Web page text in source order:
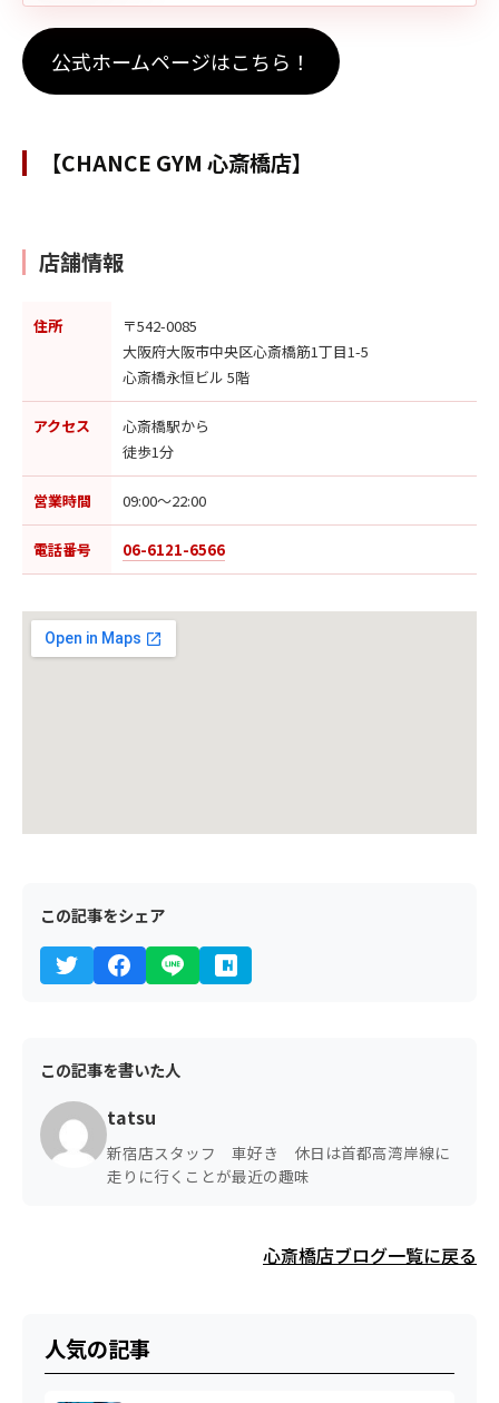
公式ホームページはこちら！
【CHANCE GYM 心斎橋店】
店舗情報
住所
〒542-0085
大阪府大阪市中央区心斎橋筋1丁目1-5
心斎橋永恒ビル 5階
アクセス
心斎橋駅から
徒歩1分
営業時間 09:00〜22:00
電話番号 06-6121-6566
この記事をシェア
この記事を書いた人
tatsu
新宿店スタッフ 車好き 休日は首都高湾岸線に
走りに行くことが最近の趣味
心斎橋店ブログ一覧に戻る
人気の記事